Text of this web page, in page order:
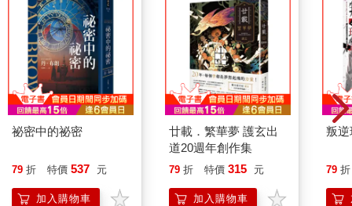
祕密中的祕密
79 折 特價 537 元
加入購物車
廿載．繁華夢 護玄出
道20週年創作集
79 折 特價 315 元
加入購物車
叛逆
79 折